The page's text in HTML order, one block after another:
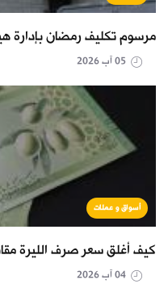
مرسوم تكليف رمضان بإدارة
أسواق و عملات
كيف أغلق سعر صرف الليرة